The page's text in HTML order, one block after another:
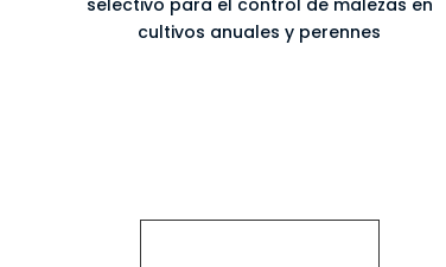
selectivo para el control de malezas en
cultivos anuales y perennes